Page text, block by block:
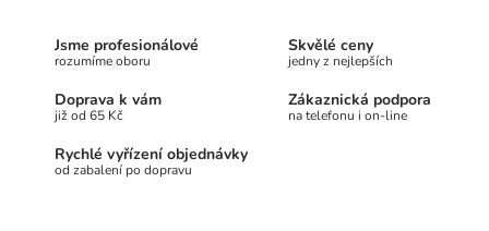
Jsme profesionálové
rozumíme oboru
Skvělé ceny
jedny z nejlepších
Doprava k vám
již od 65 Kč
Zákaznická podpora
na telefonu i on-line
Rychlé vyřízení objednávky
od zabalení po dopravu